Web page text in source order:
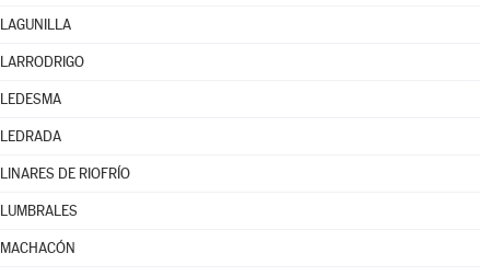
LAGUNILLA
LARRODRIGO
LEDESMA
LEDRADA
LINARES DE RIOFRÍO
LUMBRALES
MACHACÓN